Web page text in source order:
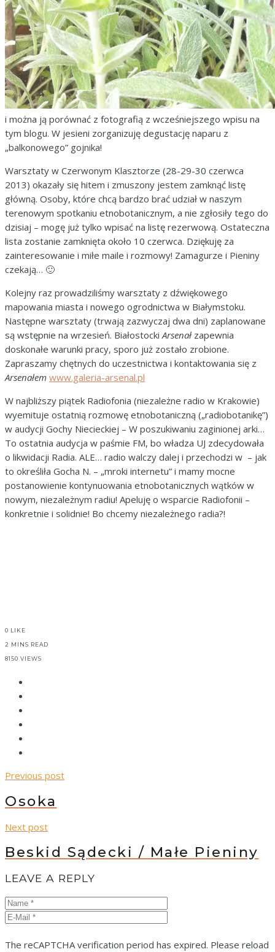
i można ją porównać z fotografią z wcześniejszego wpisu na
tym blogu. W jesieni zorganizuję degustację naparu z
„balkonowego” gojnika!
Warsztaty w Czerwonym Klasztorze (28-29-30 czerwca
2013) okazały się hitem i zmuszony jestem zamknąć listę
główną. Osoby, które chcą bardzo brać udział w naszym
terenowym spotkaniu etnobotanicznym, a nie zgłosiły tego do
dzisiaj – mogę już tylko wpisać na listę rezerwową. Ostateczna
lista zostanie zamknięta około 10 czerwca. Dziękuję za
zainteresowanie i miłe maile i rozmowy! Zamagurze i Pieniny
czekają… 🙂
Kolejny raz prowadziliśmy warsztaty z dźwiękowego
mapowania miasta i nowego ogrodnictwa w Białymstoku.
Następne warsztaty (trwają zazwyczaj dwa dni) zaplanowane
są wstępnie na wrzesień. BiałostockiArsenał zapewnia
doskonałe warunki pracy, sporo już zostało zrobione.
Zapraszamy chętnych do uczestnictwa i kontaktowania się z
Arsenałem www.galeria-arsenal.pl
W najbliższy piątek Radiofonia (niezależne radio w Krakowie)
wyemituje ostatnią rozmowę etnobotaniczną („radiobotanikę”)
w audycji Gochy Niecieckiej – W poszukiwaniu zaginionej arki…
To ostatnia audycja w paśmie FM, bo władza UJ zdecydowała
o likwidacji Radia. ALE… radio walczy dalej i przechodzi w – jak
to określiła Gocha N. – „mroki internetu” i mamy mocne
postanowienie kontynuowania etnobotanicznych wątków w
nowym, niezależnym radiu! Apeluję o wsparcie Radiofonii –
konkretnie i solidnie! Bo chcemy niezależnego radia?!
0 LIKE
2 MINS READ
8150 VIEWS
Previous post
Osoka
Next post
Beskid Sądecki / Małe Pieniny
LEAVE A REPLY
The reCAPTCHA verification period has expired. Please reload